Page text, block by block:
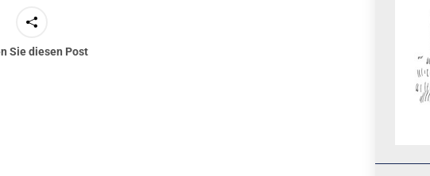
Sie diesen Post